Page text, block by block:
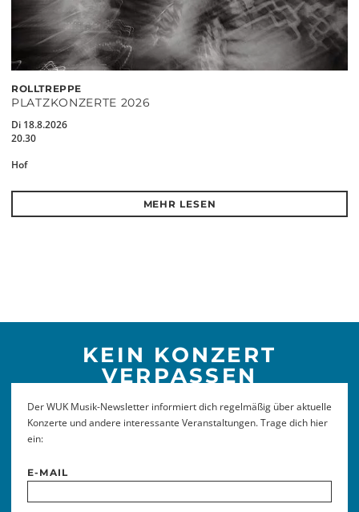
ROLLTREPPE
PLATZKONZERTE 2026
Di 18.8.2026
20.30
Hof
MEHR LESEN
KEIN KONZERT
VERPASSEN
Der WUK Musik-Newsletter informiert dich regelmäßig über aktuelle
Konzerte und andere interessante Veranstaltungen. Trage dich hier
ein:
E-MAIL